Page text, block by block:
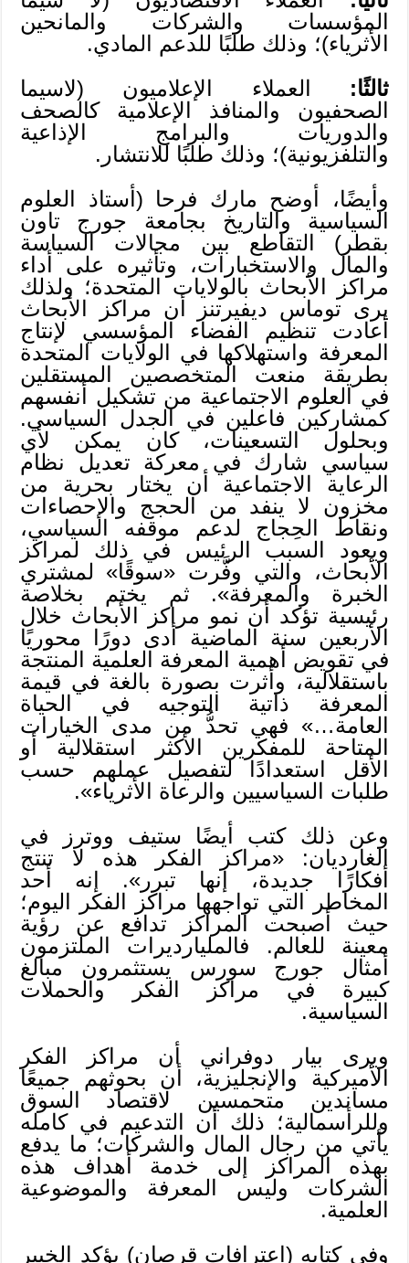
المؤسسات والشركات والمانحين
الأثرياء)؛ وذلك طلبًا للدعم المادي.
ثالثًا: العملاء الإعلاميون (لاسيما
الصحفيون والمنافذ الإعلامية كالصحف
والدوريات والبرامج الإذاعية
والتلفزيونية)؛ وذلك طلبًا للانتشار.
وأيضًا، أوضح مارك فرحا (أستاذ العلوم
السياسية والتاريخ بجامعة جورج تاون
بقطر) التقاطع بين مجالات السياسة
والمال والاستخبارات، وتأثيره على أداء
مراكز الأبحاث بالولايات المتحدة؛ ولذلك
يرى توماس ديفيرتنز أن مراكز الأبحاث
أعادت تنظيم الفضاء المؤسسي لإنتاج
المعرفة واستهلاكها في الولايات المتحدة
بطريقة منعت المتخصصين المستقلين
في العلوم الاجتماعية من تشكيل أنفسهم
كمشاركين فاعلين في الجدل السياسي.
وبحلول التسعينات، كان يمكن لأي
سياسي شارك في معركة تعديل نظام
الرعاية الاجتماعية أن يختار بحرية من
مخزون لا ينفد من الحجج والإحصاءات
ونقاط الحِجاج لدعم موقفه السياسي،
ويعود السبب الرئيس في ذلك لمراكز
الأبحاث، والتي وفَّرت «سوقًا» لمشتري
الخبرة والمعرفة». ثم يختم بخلاصة
رئيسية تؤكد أن نمو مراكز الأبحاث خلال
الأربعين سنة الماضية أدى دورًا محوريًا
في تقويض أهمية المعرفة العلمية المنتجة
باستقلالية، وأثرت بصورة بالغة في قيمة
المعرفة ذاتية التوجيه في الحياة
العامة…» فهي تحدُّ من مدى الخيارات
المتاحة للمفكرين الأكثر استقلالية أو
الأقل استعدادًا لتفصيل عملهم حسب
طلبات السياسيين والرعاة الأثرياء».
وعن ذلك كتب أيضًا ستيف ووترز في
الغارديان: «مراكز الفكر هذه لا تنتج
أفكارًا جديدة، إنها تبرر». إنه أحد
المخاطر التي تواجهها مراكز الفكر اليوم؛
حيث أصبحت المراكز تدافع عن رؤية
معينة للعالم. فالمليارديرات الملتزمون
أمثال جورج سورس يستثمرون مبالغ
كبيرة في مراكز الفكر والحملات
السياسية.
ويرى بيار دوفراني أن مراكز الفكر
الأميركية والإنجليزية، أن بحوثهم جميعًا
مساندين متحمسين لاقتصاد السوق
وللرأسمالية؛ ذلك أن التدعيم في كامله
يأتي من رجال المال والشركات؛ ما يدفع
بهذه المراكز إلى خدمة أهداف هذه
الشركات وليس المعرفة والموضوعية
العلمية.
وفي كتابه (اعترافات قرصان) يؤكد الخبير